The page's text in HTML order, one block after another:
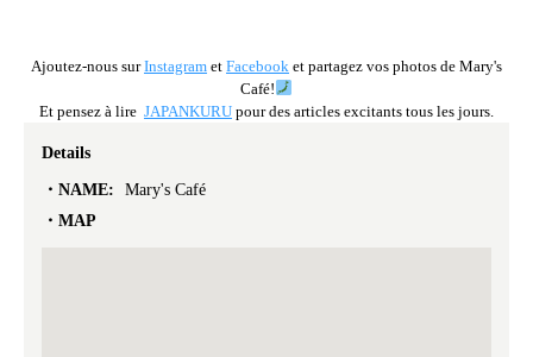
Ajoutez-nous surInstagram et Facebook et partagez vos photos de Mary's
Café!
Et pensez à lire JAPANKURU pour des articles excitants tous les jours.
Details
NAME:
Mary's Café
MAP